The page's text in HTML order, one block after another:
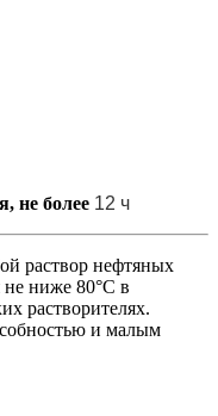
не более 12 ч
раствор нефтяных
не ниже 80°С в
растворителях.
и малым